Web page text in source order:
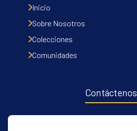
Inicio
Sobre Nosotros
Colecciones
Comunidades
Contáctenos